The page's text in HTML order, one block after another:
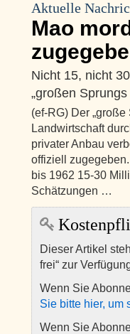
Aktuelle
Mao
Nicht 15, nicht
„großen
(ef-RG) Der
Landwirtschaft
privater Anbau
offiziell
bis 1962 15-30
Schätzungen …
Dieser Artikel
frei“ zur
Wenn Sie
Sie bitte hier, um
Wenn Sie